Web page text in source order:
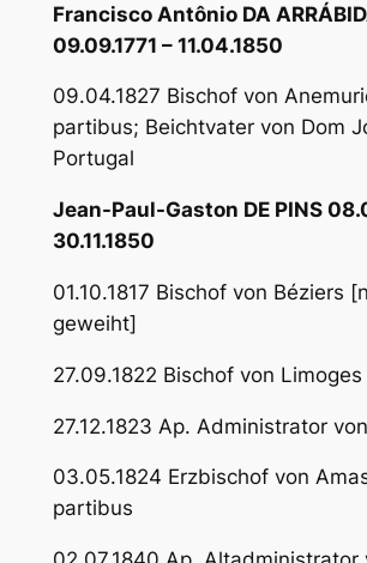
Francisco Antônio DA
09.09.1771 – 11.04.1850
09.04.1827 Bischof von
partibus; Beichtvater von Dom
Portugal
Jean-Paul-Gaston DE PINS
30.11.1850
01.10.1817 Bischof von Béziers
geweiht]
27.09.1822 Bischof von Limoges
27.12.1823 Ap. Administrator
03.05.1824 Erzbischof von
partibus